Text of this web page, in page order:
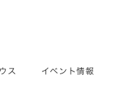
ス イベント情報